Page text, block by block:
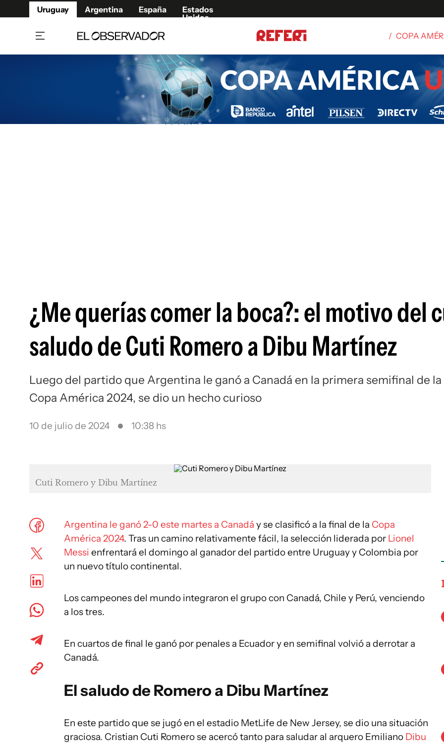
Uruguay Argentina España
Estados
Unidos
Resultados Deportivos
Juegos Olímpicos
Rugby
Básquetbol
Tenis
Running
/ COPA
¿Me querías comer la boca?: el motivo del
saludo de Cuti Romero a Dibu Martínez
Luego del partido que Argentina le ganó a Canadá en la primera semifinal de la
Copa América 2024, se dio un hecho curioso
10 de julio de 2024 10:38 hs
Cuti Romero y Dibu Martínez
Argentina le ganó 2-0 este martes a Canadá y se clasificó a la final de la Copa
América 2024. Tras un camino relativamente fácil, la selección liderada por Lionel
Messi enfrentará el domingo al ganador del partido entre Uruguay y Colombia por
un nuevo título continental.
Los campeones del mundo integraron el grupo con Canadá, Chile y Perú, venciendo
a los tres.
En cuartos de final le ganó por penales a Ecuador y en semifinal volvió a derrotar a
Canadá.
El saludo de Romero a Dibu Martínez
En este partido que se jugó en el estadio MetLife de New Jersey, se dio una situación
graciosa. Cristian Cuti Romero se acercó tanto para saludar al arquero Emiliano Dibu